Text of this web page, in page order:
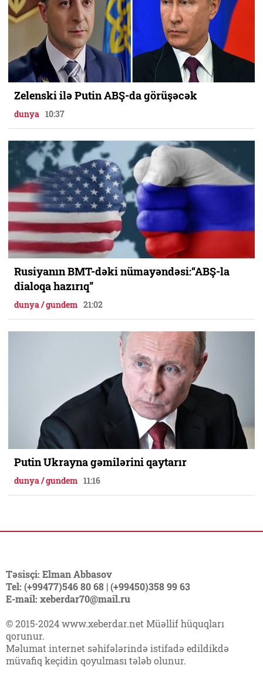
Zelenski ilə Putin ABŞ-da görüşəcək
dunya 10:37
Rusiyanın BMT-dəki nümayəndəsi:“ABŞ-la
dialoqa hazırıq”
dunya / gundem 21:02
Putin Ukrayna gəmilərini qaytarır
dunya / gundem 11:16
Təsisçi: Elman Abbasov
Tel: (+99477)546 80 68 | (+99450)358 99 63
E-mail: xeberdar70@mail.ru
© 2015-2024 www.xeberdar.net Müəllif hüquqları
qorunur.
Məlumat internet səhifələrində istifadə edildikdə
müvafiq keçidin qoyulması tələb olunur.